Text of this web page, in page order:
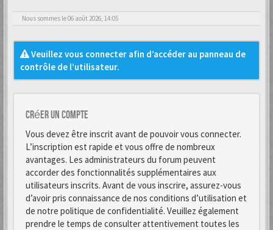
Nous sommes le 06 août 2026, 14:05
Veuillez vous connecter afin d’accéder au panneau de
contrôle de l’utilisateur.
Créer un Compte
Vous devez être inscrit avant de pouvoir vous connecter.
L’inscription est rapide et vous offre de nombreux
avantages. Les administrateurs du forum peuvent
accorder des fonctionnalités supplémentaires aux
utilisateurs inscrits. Avant de vous inscrire, assurez-vous
d’avoir pris connaissance de nos conditions d’utilisation et
de notre politique de confidentialité. Veuillez également
prendre le temps de consulter attentivement toutes les